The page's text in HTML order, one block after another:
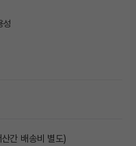
성
간 배송비 별도)